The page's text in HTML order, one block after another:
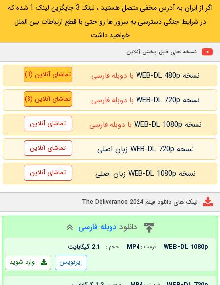
اگر از ایران به آدرس مخفی متصل هستید ، لینک 3 جایگزین لینک 1 شده که
در شرایط جنگی دسترسی به سرور ها رو حتی با قطع ارتباطات بین الملل
خواهید داشت
نسخه های قابل پخش آنلاین
نسخه WEB-DL 480p با دوبله فارسی تماشای آنلاین (3)
نسخه WEB-DL 720p با دوبله فارسی تماشای آنلاین (3)
نسخه WEB-DL 1080p با دوبله فارسی تماشای آنلاین
نسخه WEB-DL 720p زبان اصلی تماشای آنلاین
نسخه WEB-DL 1080p زبان اصلی تماشای آنلاین
لینک های دانلود فیلم The Deliverance 2024
دانلود دوبله فارسی
WEB-DL 1080p فرمت : MP4 حجم : 2.1 گیگابایت
وارد شوید زیرنویس